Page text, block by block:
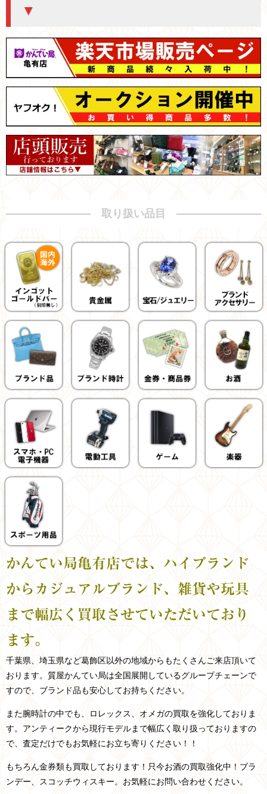
▼
取り扱い品目
かんてい局亀有店では、ハイブランド
からカジュアルブランド、雑貨や玩具
まで幅広く買取させていただいており
ます。
千葉県、埼玉県など葛飾区以外の地域からもたくさんご来店頂いて
おります。 質屋かんてい局は全国展開しているグループチェーンで
すので、ブランド品も安心してお持ちください。
また腕時計の中でも、ロレックス、オメガの買取を強化しておりま
す。アンティークから現行モデルまで幅広く取り扱っておりますの
で、査定だけでもお気軽にお立ち寄りください！！
もちろん金券類も買取しております！只今お酒の買取強化中！ブラ
ンデー、スコッチウィスキー。お気軽にお問い合わせください。